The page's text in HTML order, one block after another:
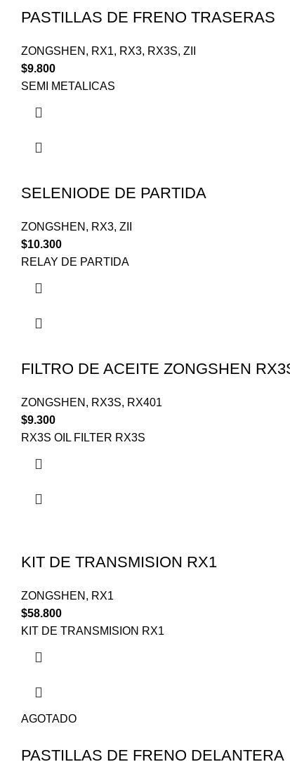
PASTILLAS DE FRENO TRASERAS
ZONGSHEN , RX1, RX3, RX3S, ZII
$9.800
SEMI METALICAS
SELENIODE DE PARTIDA
ZONGSHEN , RX3, ZII
$10.300
RELAY DE PARTIDA
FILTRO DE ACEITE ZONGSHEN
ZONGSHEN , RX3S, RX401
$9.300
RX3S OIL FILTER RX3S
KIT DE TRANSMISION RX1
ZONGSHEN , RX1
$58.800
KIT DE TRANSMISION RX1
AGOTADO
PASTILLAS DE FRENO DELANTERA